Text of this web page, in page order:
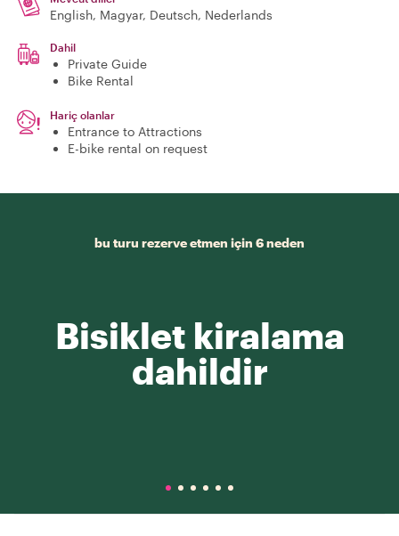
English, Magyar, Deutsch, Nederlands
Dahil
Private Guide
Bike Rental
Hariç olanlar
Entrance to Attractions
E-bike rental on request
bu turu rezerve etmen için 6 neden
Bisiklet kiralama
dahildir